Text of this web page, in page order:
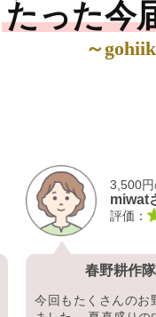
たった今
～
1,980
レオ
評価：
よしむら農園（こ